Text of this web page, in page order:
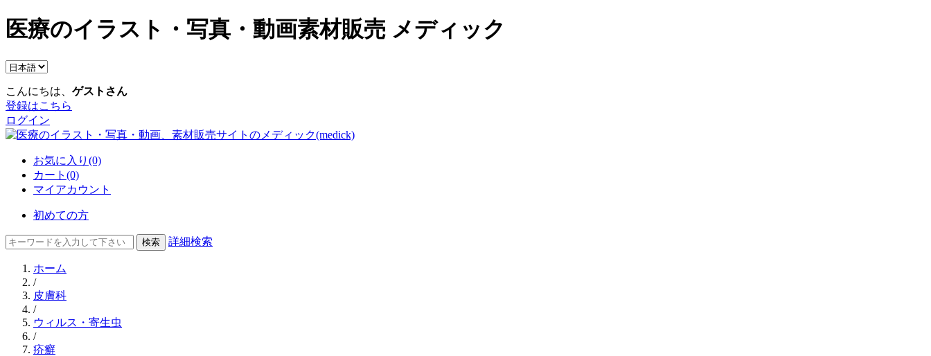
医療のイラスト・写真・動画素材販売 メディック
こんにちは、 ゲストさん
登録はこちら
ログイン
お気に入り(0)
カート(0)
マイアカウント
初めての方
詳細検索
ホーム
/
皮膚科
/
ウィルス・寄生虫
/
疥癬